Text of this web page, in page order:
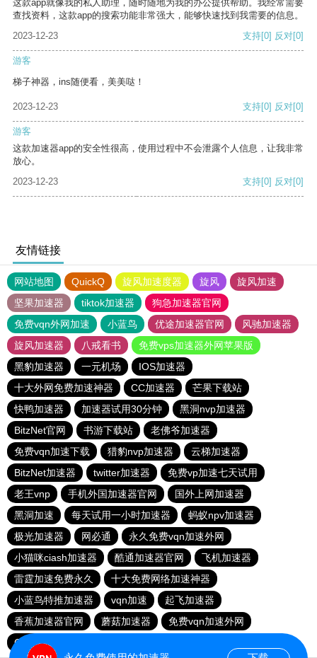
这款app就像我的私人助理，随时随地为我的办公提供帮助。我经常需要
查找资料，这款app的搜索功能非常强大，能够快速找到我需要的信息。
2023-12-23
支持[0] 反对[0]
游客
梯子神器，ins随便看，美美哒！
2023-12-23 支持[0] 反对[0]
游客
这款加速器app的安全性很高，使用过程中不会泄露个人信息，让我非常
放心。
2023-12-23
支持[0] 反对[0]
友情链接
网站地图 QuickQ 旋风加速度器 旋风
旋风加速
坚果加速器
tiktok加速器
狗急加速器官网
免费vqn外网加速
小蓝鸟 优途加速器官网
风驰加速器
旋风加速器
八戒看书
免费vps加速器外网苹果版
黑豹加速器
一元机场
IOS加速器
十大外网免费加速神器
CC加速器
芒果下载站
快鸭加速器
加速器试用30分钟
黑洞nvp加速器
BitzNet官网
书游下载站
老佛爷加速器
免费vqn加速下载
猎豹nvp加速器
云梯加速器
BitzNet加速器
twitter加速器
免费vp加速七天试用
老王vnp
手机外国加速器官网
国外上网加速器
黑洞加速
每天试用一小时加速器
蚂蚁npv加速器
极光加速器
网必通
永久免费vqn加速外网
小猫咪ciash加速器
酷通加速器官网
飞机加速器
雷霆加速免费永久
十大免费网络加速神器
小蓝鸟特推加速器
vqn加速
起飞加速器
香蕉加速器官网
蘑菇加速器
免费vqn加速外网
GOROOO下载站